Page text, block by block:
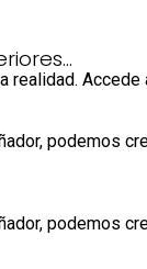
realidad.
podemos
podemos